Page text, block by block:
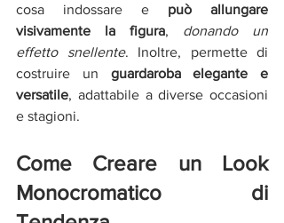
cosa indossare e può allungare
visivamente la figura, donando un
effetto snellente. Inoltre, permette di
costruire un guardaroba elegante e
versatile, adattabile a diverse occasioni
e stagioni.
Come Creare un Look
Monocromatico di